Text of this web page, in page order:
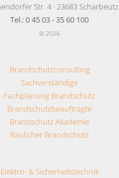
Str. 4 · 23683 Scharbeutz
Tel.: 0 45 03 - 35 60 100
© 2026
Brandschutzconsulting
Sachverständige
Fachplanung Brandschutz
Brandschutzbeauftragte
Brandschutz Akademie
Baulicher Brandschutz
Elektro- & Sicherheitstechnik